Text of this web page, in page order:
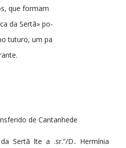
que formam
da Sertã» po-
tuturo, um pa
de Cantanhede
Sertã lte a .sr.”/D.. Hermínia